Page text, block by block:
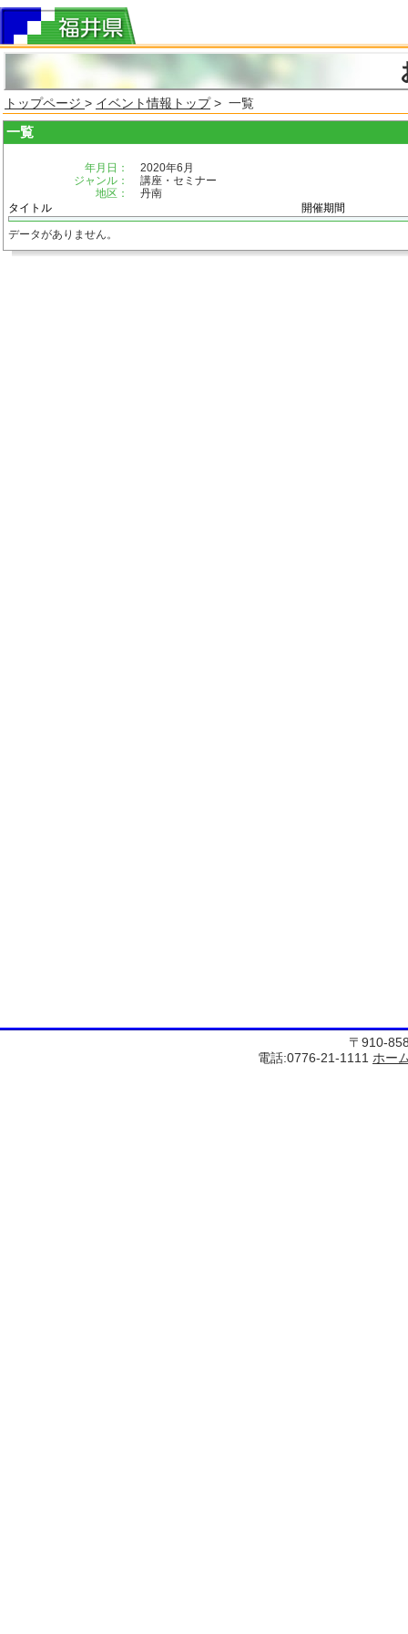
トップページ > イベント情報トップ> 一覧
一覧
年月日：
2020年6月
ジャンル：
講座・セミナー
地区：
丹南
タイトル
開催期間
データがありません。
〒910-
電話:0776-21-1111 ホー